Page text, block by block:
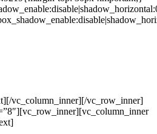
vc_column_inner][/vc_row_inner]